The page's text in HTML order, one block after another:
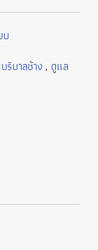
บ
ริบาลช้าง , ดูแล